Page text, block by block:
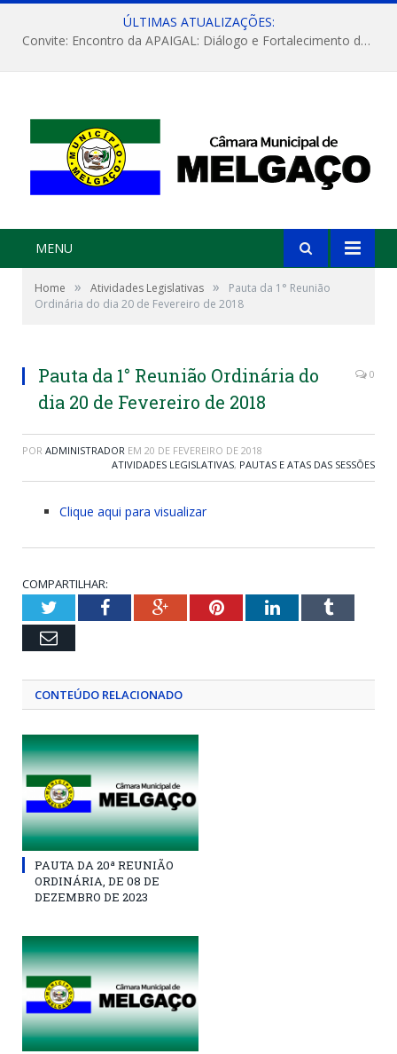
ÚLTIMAS ATUALIZAÇÕES:
Convite: Encontro da APAIGAL: Diálogo e Fortalecimento da Agricultura Familiar
MENU
Home » Atividades Legislativas »
Pauta da 1° Reunião
Ordinária do dia 20 de Fevereiro de 2018
Pauta da 1° Reunião Ordinária do
dia 20 de Fevereiro de 2018
0
POR ADMINISTRADOR EM 20 DE FEVEREIRO DE 2018
ATIVIDADES LEGISLATIVAS, PAUTAS E ATAS DAS SESSÕES
Clique aqui para visualizar
COMPARTILHAR:
TwitterFacebookGoogle+PinterestLinkedInTumblr
Email
CONTEÚDO RELACIONADO
PAUTA DA 20ª REUNIÃO
ORDINÁRIA, DE 08 DE
DEZEMBRO DE 2023